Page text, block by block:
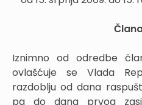
Iznimno od odredbe
ovlašćuje se Vlada
razdoblju od dana
pa do dana prvog